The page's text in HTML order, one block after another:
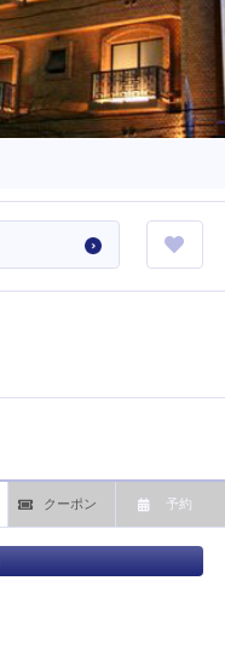
クーポン 予約